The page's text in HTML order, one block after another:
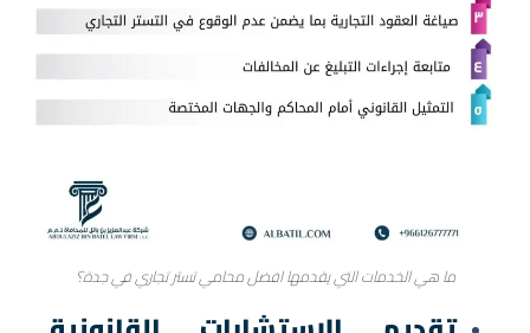
ما هي الخدمات التي يقدمها افضل محامي تستر تجاري في جدة؟